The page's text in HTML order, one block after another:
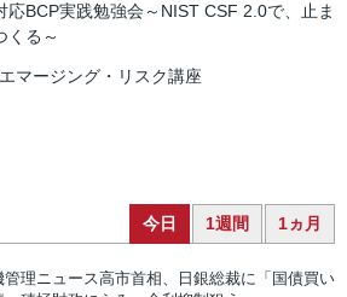
応BCP実践勉強会～NIST CSF 2.0で、止ま
くる～
マージング・リスク講座
今日 1週間 1ヵ月
管理ニュース高市首相、日銀総裁に「国債買い